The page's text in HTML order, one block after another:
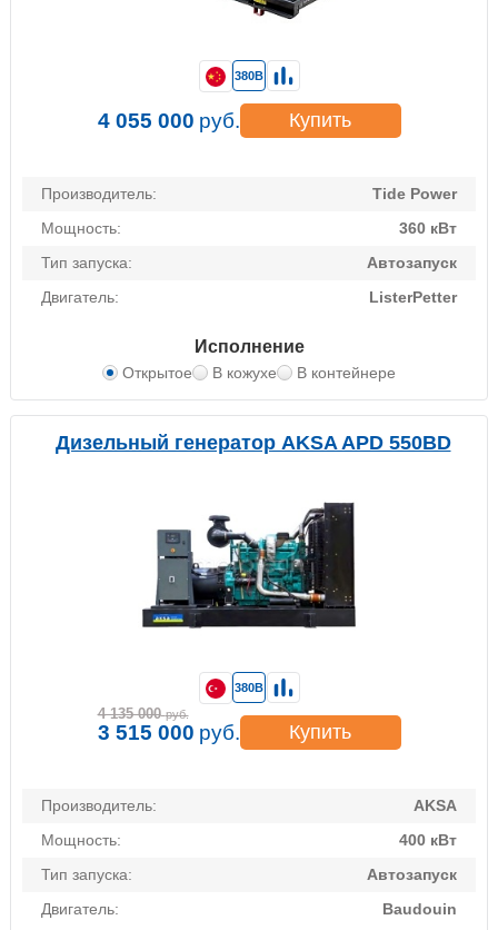
Производитель:
Tide Power
Мощность:
360 кВт
Тип запуска:
Автозапуск
Двигатель:
ListerPetter
Исполнение
Открытое В кожухе В контейнере
380В
4 055 000 руб. Купить
Дизельный генератор AKSA APD 550BD
Производитель:
AKSA
Мощность:
400 кВт
Тип запуска:
Автозапуск
Двигатель:
Baudouin
380В
4 135 000 руб.
3 515 000 руб. Купить